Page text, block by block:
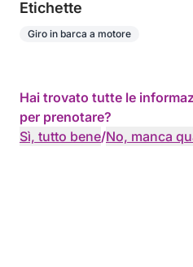
Etichette
Giro in barca a motore
Hai trovato tutte le
per prenotare?
Sì, tutto bene/No, manca